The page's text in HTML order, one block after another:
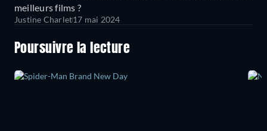
meilleurs films ?
Justine Charlet17 mai 2024
Poursuivre la lecture